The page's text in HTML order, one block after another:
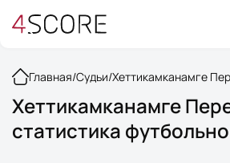
Главная/Судьи/Хеттикамканамге
Хеттикамканамге
статистика